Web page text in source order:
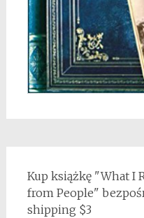
Kup książkę "What I
from People"
shipping $3